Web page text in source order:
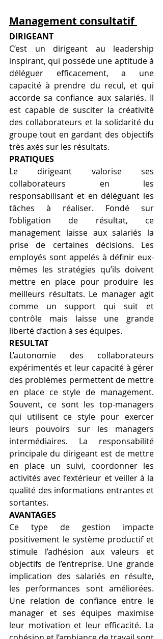
Management consultatif
DIRIGEANT
C’est un dirigeant au leadership
inspirant, qui possède une aptitude à
déléguer efficacement, a une
capacité à prendre du recul, et qui
accorde sa confiance aux salariés. Il
est capable de susciter la créativité
des collaborateurs et la solidarité du
groupe tout en gardant des objectifs
très axés sur les résultats.
PRATIQUES
Le dirigeant valorise ses
collaborateurs en les
responsabilisant et en déléguant les
tâches à réaliser. Fondé sur
l’obligation de résultat, ce
management laisse aux salariés la
prise de certaines décisions. Les
employés sont appelés à définir eux-
mêmes les stratégies qu’ils doivent
mettre en place pour produire les
meilleurs résultats. Le manager agit
comme un support qui suit et
contrôle mais laisse une grande
liberté d’action à ses équipes.
RESULTAT
L’autonomie des collaborateurs
expérimentés et leur capacité à gérer
des problèmes permettent de mettre
en place ce style de management.
Souvent, ce sont les top-managers
qui utilisent ce style pour exercer
leurs pouvoirs sur les managers
intermédiaires. La responsabilité
principale du dirigeant est de mettre
en place un suivi, coordonner les
activités avec l’extérieur et veiller à la
qualité des informations entrantes et
sortantes.
AVANTAGES
Ce type de gestion impacte
positivement le système productif et
stimule l’adhésion aux valeurs et
objectifs de l’entreprise. Une grande
implication des salariés en résulte,
les performances sont améliorées.
Une relation de confiance entre le
manager et ses équipes maximise
leur motivation et leur efficacité. La